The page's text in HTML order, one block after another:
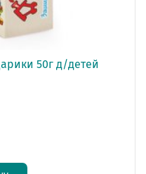
50г д/детей